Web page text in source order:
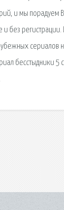
и мы порадуем
регистрации.
сериалов
бесстыдники